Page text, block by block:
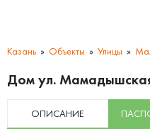
Казань Объекты Улицы
Дом ул.
ОПИСАНИЕ